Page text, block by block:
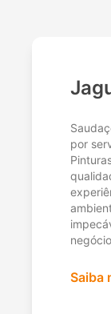
por
Saiba